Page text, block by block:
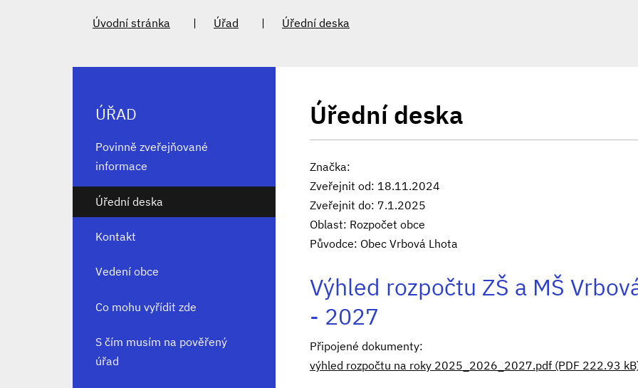
Úvodní stránka Úřad Úřední deska
Úřední deska
Značka:
Zveřejnit od: 18.11.2024
Zveřejnit do: 7.1.2025
Oblast: Rozpočet obce
Původce: Obec Vrbová Lhota
Výhled rozpočtu ZŠ a MŠ
- 2027
Připojené dokumenty:
výhled rozpočtu na roky 2025_2026_2027.pdf (PDF 222.93
ÚŘAD
Povinně zveřejňované
informace
Úřední deska
Kontakt
Vedení obce
Co mohu vyřídit zde
S čím musím na pověřený
úřad